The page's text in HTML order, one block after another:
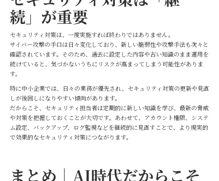
続」が重要
セキュリティ対策は、一度実施すれば終わりではありません。
サイバー攻撃の手口は日々変化しており、新しい脆弱性や攻撃手法も次々と
確認されています。そのため、過去に設定した内容や古い知識のまま運用を
続けていると、気づかないうちにリスクが高まってしまう可能性がありま
す。
特に中小企業では、日々の業務が優先され、セキュリティ対策の更新や見直
しが後回しになりやすい傾向があります。
だからこそ、セキュリティ担当者は定期的に新しい知識を学び、最新の脅威
や対策を把握しておくことが大切です。あわせて、アカウント権限、システ
ム設定、バックアップ、ログ監視などを継続的に見直すことで、より現実的
で効果的なセキュリティ対策につながります。
まとめ｜AI時代だからこそ